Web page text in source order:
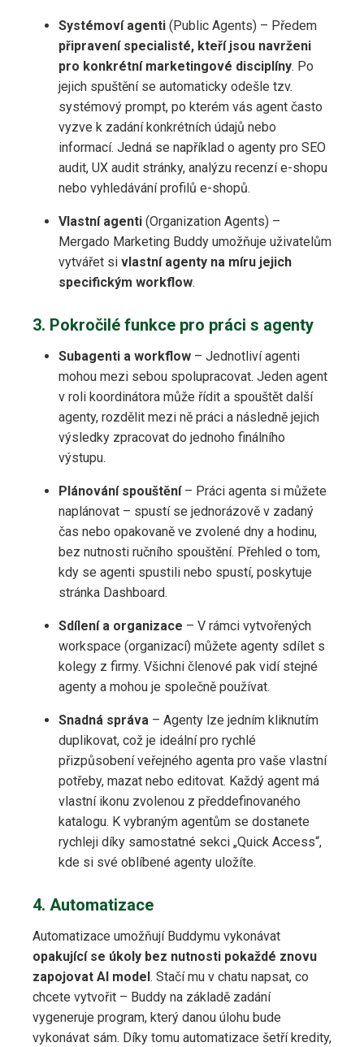
Systémoví agenti (Public Agents) – Předem
připravení specialisté, kteří jsou navrženi
pro konkrétní marketingové disciplíny. Po
jejich spuštění se automaticky odešle tzv.
systémový prompt, po kterém vás agent často
vyzve k zadání konkrétních údajů nebo
informací. Jedná se například o agenty pro SEO
audit, UX audit stránky, analýzu recenzí e-shopu
nebo vyhledávání profilů e-shopů.
Vlastní agenti (Organization Agents) –
Mergado Marketing Buddy umožňuje uživatelům
vytvářet si vlastní agenty na míru jejich
specifickým workflow.
3. Pokročilé funkce pro práci s agenty
Subagenti a workflow – Jednotliví agenti
mohou mezi sebou spolupracovat. Jeden agent
v roli koordinátora může řídit a spouštět další
agenty, rozdělit mezi ně práci a následně jejich
výsledky zpracovat do jednoho finálního
výstupu.
Plánování spouštění– Práci agenta si můžete
naplánovat – spustí se jednorázově v zadaný
čas nebo opakovaně ve zvolené dny a hodinu,
bez nutnosti ručního spouštění. Přehled o tom,
kdy se agenti spustili nebo spustí, poskytuje
stránka Dashboard.
Sdílení a organizace – V rámci vytvořených
workspace (organizací) můžete agenty sdílet s
kolegy z firmy. Všichni členové pak vidí stejné
agenty a mohou je společně používat.
Snadná správa – Agenty lze jedním kliknutím
duplikovat, což je ideální pro rychlé
přizpůsobení veřejného agenta pro vaše vlastní
potřeby, mazat nebo editovat. Každý agent má
vlastní ikonu zvolenou z předdefinovaného
katalogu. K vybraným agentům se dostanete
rychleji díky samostatné sekci „Quick Access“,
kde si své oblíbené agenty uložíte.
4. Automatizace
Automatizace umožňují Buddymu vykonávat
opakující se úkoly bez nutnosti pokaždé znovu
zapojovat AI model . Stačí mu v chatu napsat, co
chcete vytvořit – Buddy na základě zadání
vygeneruje program, který danou úlohu bude
vykonávat sám. Díky tomu automatizace šetří kredity,